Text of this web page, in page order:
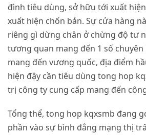
đình tiêu dùng, sở hữu tới xuất
xuất hiện chốn bản. Sự cửa hàng
riêng gì dừng chân ở chừng độ tư
tương quan mang đến 1 số chuyên
mang đến vương quốc, địa điểm
hiện đậy cần tiêu dùng tong hop
trị công ty cung cấp mang đến
Tổng thể, tong hop kqxsmb đang
phần vào sự bình đẳng mạng thị